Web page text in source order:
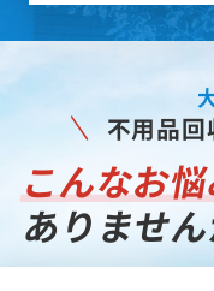
不用品
こんなお
ありませ